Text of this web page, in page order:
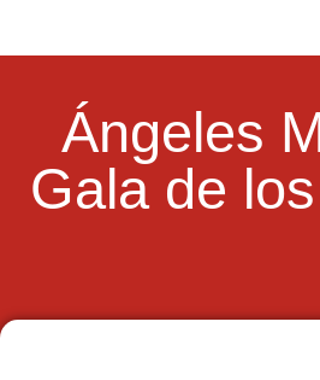
Ángeles
Gala de